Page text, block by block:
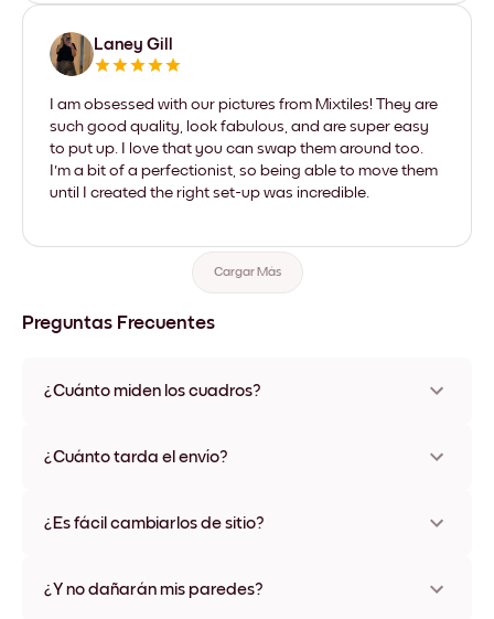
Laney Gill
I am obsessed with our pictures from Mixtiles! They are
such good quality, look fabulous, and are super easy
to put up. I love that you can swap them around too.
I'm a bit of a perfectionist, so being able to move them
until I created the right set-up was incredible.
Cargar Más
Preguntas Frecuentes
¿Cuánto miden los cuadros?
varios materiales y colores de marco, incluidas opciones sin
¿Cuánto tarda el envío?
disponibles en algunos países. Te enviaremos un número de
¿Es fácil cambiarlos de sitio?
ningún daño
¿Y no dañarán mis paredes?